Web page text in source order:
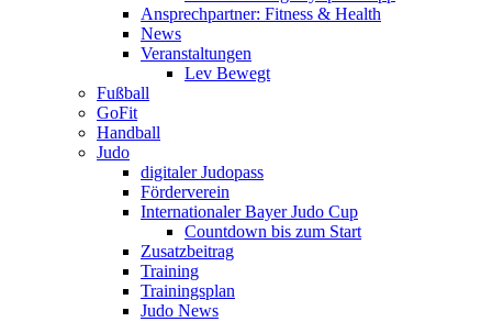
Ansprechpartner: Fitness & Health
News
Veranstaltungen
Lev Bewegt
Fußball
GoFit
Handball
Judo
digitaler Judopass
Förderverein
Internationaler Bayer Judo Cup
Countdown bis zum Start
Zusatzbeitrag
Training
Trainingsplan
Judo News